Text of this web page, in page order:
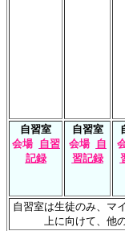
自習室
会場 自習
記録
自習室
会場 自
習記録
自習室は生徒のみ、マ
上に向けて、他